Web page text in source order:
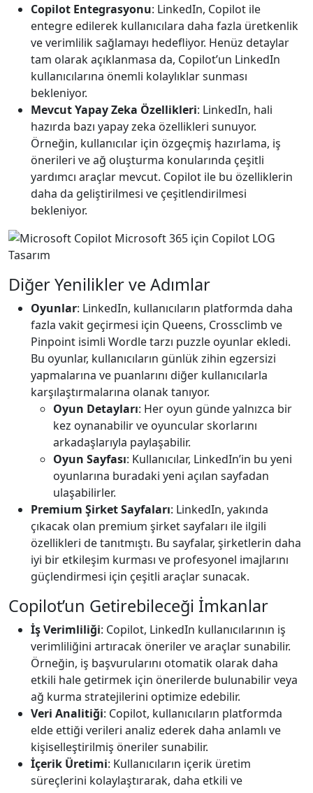
Copilot Entegrasyonu: LinkedIn, Copilot ile
entegre edilerek kullanıcılara daha fazla üretkenlik
ve verimlilik sağlamayı hedefliyor. Henüz detaylar
tam olarak açıklanmasa da, Copilot’un LinkedIn
kullanıcılarına önemli kolaylıklar sunması
bekleniyor.
Mevcut Yapay Zeka Özellikleri: LinkedIn, hali
hazırda bazı yapay zeka özellikleri sunuyor.
Örneğin, kullanıcılar için özgeçmiş hazırlama, iş
önerileri ve ağ oluşturma konularında çeşitli
yardımcı araçlar mevcut. Copilot ile bu özelliklerin
daha da geliştirilmesi ve çeşitlendirilmesi
bekleniyor.
Diğer Yenilikler ve Adımlar
Oyunlar: LinkedIn, kullanıcıların platformda daha
fazla vakit geçirmesi için Queens, Crossclimb ve
Pinpoint isimli Wordle tarzı puzzle oyunlar ekledi.
Bu oyunlar, kullanıcıların günlük zihin egzersizi
yapmalarına ve puanlarını diğer kullanıcılarla
karşılaştırmalarına olanak tanıyor.
Oyun Detayları: Her oyun günde yalnızca bir
kez oynanabilir ve oyuncular skorlarını
arkadaşlarıyla paylaşabilir.
Oyun Sayfası: Kullanıcılar, LinkedIn’in bu yeni
oyunlarına buradaki yeni açılan sayfadan
ulaşabilirler.
Premium Şirket Sayfaları: LinkedIn, yakında
çıkacak olan premium şirket sayfaları ile ilgili
özellikleri de tanıtmıştı. Bu sayfalar, şirketlerin daha
iyi bir etkileşim kurması ve profesyonel imajlarını
güçlendirmesi için çeşitli araçlar sunacak.
Copilot’un Getirebileceği İmkanlar
İş Verimliliği: Copilot, LinkedIn kullanıcılarının iş
verimliliğini artıracak öneriler ve araçlar sunabilir.
Örneğin, iş başvurularını otomatik olarak daha
etkili hale getirmek için önerilerde bulunabilir veya
ağ kurma stratejilerini optimize edebilir.
Veri Analitiği: Copilot, kullanıcıların platformda
elde ettiği verileri analiz ederek daha anlamlı ve
kişiselleştirilmiş öneriler sunabilir.
İçerik Üretimi: Kullanıcıların içerik üretim
süreçlerini kolaylaştırarak, daha etkili ve